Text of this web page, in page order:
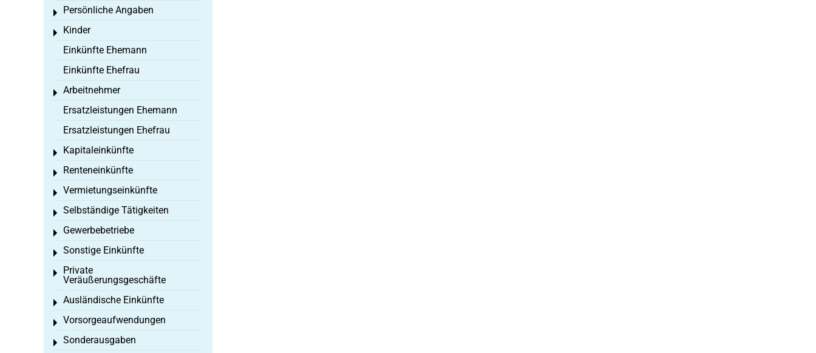
Persönliche Angaben
Toggle menu
Kinder
Toggle menu
Einkünfte Ehemann
Einkünfte Ehefrau
Arbeitnehmer
Toggle menu
Ersatzleistungen Ehemann
Ersatzleistungen Ehefrau
Kapitaleinkünfte
Toggle menu
Renteneinkünfte
Toggle menu
Vermietungseinkünfte
Toggle menu
Selbständige Tätigkeiten
Toggle menu
Gewerbebetriebe
Toggle menu
Sonstige Einkünfte
Toggle menu
Private
Veräußerungsgeschäfte
Toggle menu
Ausländische Einkünfte
Toggle menu
Vorsorgeaufwendungen
Toggle menu
Sonderausgaben
Toggle menu